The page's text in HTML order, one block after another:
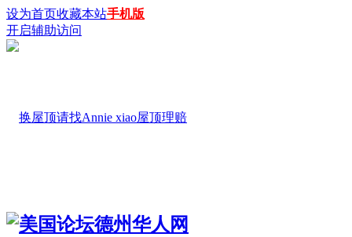
设为首页收藏本站手机版
开启辅助访问